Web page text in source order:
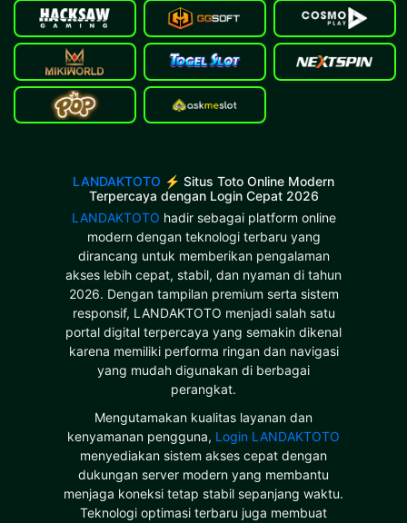
LANDAKTOTO ⚡ Situs Toto Online Modern
Terpercaya dengan Login Cepat 2026
LANDAKTOTO hadir sebagai platform online
modern dengan teknologi terbaru yang
dirancang untuk memberikan pengalaman
akses lebih cepat, stabil, dan nyaman di tahun
2026. Dengan tampilan premium serta sistem
responsif, LANDAKTOTO menjadi salah satu
portal digital terpercaya yang semakin dikenal
karena memiliki performa ringan dan navigasi
yang mudah digunakan di berbagai
perangkat.
Mengutamakan kualitas layanan dan
kenyamanan pengguna, Login LANDAKTOTO
menyediakan sistem akses cepat dengan
dukungan server modern yang membantu
menjaga koneksi tetap stabil sepanjang waktu.
Teknologi optimasi terbaru juga membuat